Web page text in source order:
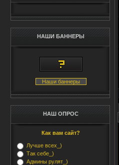
НАШИ БАННЕРЫ
Наши баннеры
НАШ ОПРОС
Как вам сайт?
Лучше всех_)
Так себе_)
Админы рулят_)